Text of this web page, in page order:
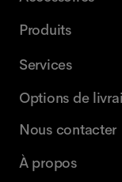
Produits
Services
Options de
Nous contacter
À propos